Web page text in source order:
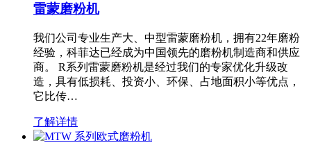
雷蒙磨粉机
我们公司专业生产大、中型雷蒙磨粉机，拥有22年磨粉
经验，科菲达已经成为中国领先的磨粉机制造商和供应
商。 R系列雷蒙磨粉机是经过我们的专家优化升级改
造，具有低损耗、投资小、环保、占地面积小等优点，
它比传…
了解详情